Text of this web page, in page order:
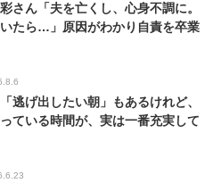
さん「夫を亡くし、心身不調に。
たら…」原因がわかり自責を卒業
逃げ出したい朝」もあるけれど、
ている時間が、実は一番充実して